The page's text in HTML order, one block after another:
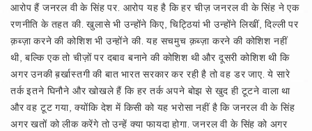
आरोप हैं जनरल वी के सिंह पर. आरोप यह है कि हर चीज़ जनरल वी के सिंह ने एक
रणनीति के तहत की. खुलासे भी उन्होंने किए, चिट्ठियां भी उन्होंने लिखीं, दिल्ली पर
क़ब्ज़ा करने की कोशिश भी उन्होंने की. यह सचमुच क़ब्ज़ा करने की कोशिश नहीं
थी, बल्कि एक तो चीज़ों पर दबाव बनाने की कोशिश थी और दूसरी कोशिश थी कि
अगर उनकी ब़र्खास्तगी की बात भारत सरकार कर रही है तो वह डर जाए. ये सारे
तर्क इतने घिनौने और खोखले हैं कि हर तर्क अपने बोझ से खुद ही टूटने वाला था
और वह टूट गया, क्योंकि देश में किसी को यह भरोसा नहीं है कि जनरल वी के सिंह
अगर खतों को लीक करेंगे तो उन्हें क्या फायदा होगा. जनरल वी के सिंह को अगर